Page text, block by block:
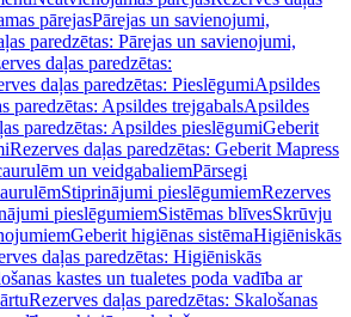
pārejasPārejas un savienojumi,
paredzētas: Pārejas un savienojumi,
daļas paredzētas:
daļas paredzētas: PieslēgumiApsildes
paredzētas: Apsildes trejgabalsApsildes
paredzētas: Apsildes pieslēgumiGeberit
Rezerves daļas paredzētas: Geberit Mapress
un veidgabaliemPārsegi
Stiprinājumi pieslēgumiemRezerves
pieslēgumiemSistēmas blīvesSkrūvju
Geberit higiēnas sistēmaHigiēniskās
daļas paredzētas: Higiēniskās
kastes un tualetes poda vadība ar
Rezerves daļas paredzētas: Skalošanas